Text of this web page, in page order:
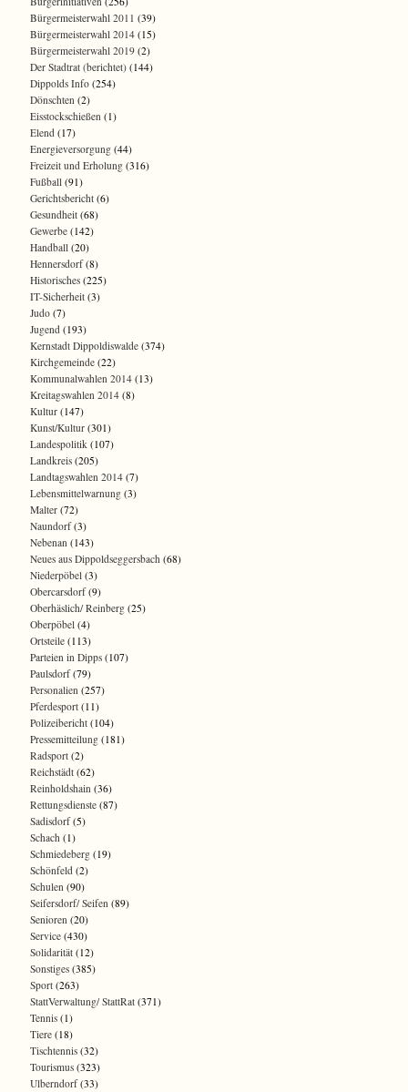
Bürgermeisterwahl 2011 (39)
Bürgermeisterwahl 2014 (15)
Bürgermeisterwahl 2019 (2)
Der Stadtrat (berichtet) (144)
Dippolds Info (254)
Dönschten (2)
Eisstockschießen (1)
Elend (17)
Energieversorgung (44)
Freizeit und Erholung (316)
Fußball (91)
Gerichtsbericht (6)
Gesundheit (68)
Gewerbe (142)
Handball (20)
Hennersdorf(8)
Historisches (225)
IT-Sicherheit (3)
Judo (7)
Jugend (193)
Kernstadt Dippoldiswalde (374)
Kirchgemeinde (22)
Kommunalwahlen 2014 (13)
Kreitagswahlen 2014 (8)
Kultur (147)
Kunst/Kultur (301)
Landespolitik (107)
Landkreis (205)
Landtagswahlen 2014 (7)
Lebensmittelwarnung (3)
Malter (72)
Naundorf(3)
Nebenan (143)
Neues aus Dippoldseggersbach (68)
Niederpöbel (3)
Obercarsdorf(9)
Oberhäslich/ Reinberg (25)
Oberpöbel (4)
Ortsteile (113)
Parteien in Dipps (107)
Paulsdorf(79)
Personalien (257)
Pferdesport (11)
Polizeibericht (104)
Pressemitteilung (181)
Radsport (2)
Reichstädt (62)
Reinholdshain (36)
Rettungsdienste (87)
Sadisdorf(5)
Schach (1)
Schmiedeberg (19)
Schönfeld (2)
Schulen (90)
Seifersdorf/ Seifen (89)
Senioren (20)
Service (430)
Solidarität (12)
Sonstiges (385)
Sport (263)
StattVerwaltung/ StattRat (371)
Tennis (1)
Tiere (18)
Tischtennis (32)
Tourismus (323)
Ulberndorf(33)